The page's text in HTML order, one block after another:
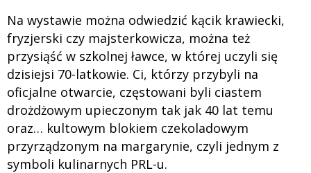
Na wystawie można odwiedzić kącik krawiecki,
fryzjerski czy majsterkowicza, można też
przysiąść w szkolnej ławce, w której uczyli się
dzisiejsi 70-latkowie. Ci, którzy przybyli na
oficjalne otwarcie, częstowani byli ciastem
drożdżowym upieczonym tak jak 40 lat temu
oraz… kultowym blokiem czekoladowym
przyrządzonym na margarynie, czyli jednym z
symboli kulinarnych PRL-u.